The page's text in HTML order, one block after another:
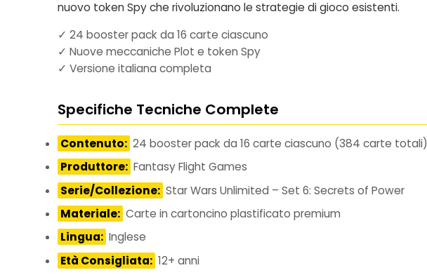
nuovo token Spy che rivoluzionano le strategie di gioco esistenti.
✓ 24 booster pack da 16 carte ciascuno
✓ Nuove meccaniche Plot e token Spy
✓ Versione italiana completa
Specifiche Tecniche Complete
Contenuto: 24 booster pack da 16 carte ciascuno (384 carte totali)
Produttore: Fantasy Flight Games
Serie/Collezione: Star Wars Unlimited – Set 6: Secrets of Power
Materiale: Carte in cartoncino plastificato premium
Lingua: Inglese
Età Consigliata: 12+ anni